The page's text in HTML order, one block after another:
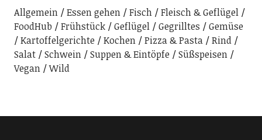
Allgemein Essen gehen Fisch
Fleisch & Geflügel
FoodHub
Frühstück Geflügel Gegrilltes
Gemüse
Kartoffelgerichte
Kochen Pizza & Pasta
Rind
Salat
Schwein Suppen & Eintöpfe
Süßspeisen
Vegan
Wild